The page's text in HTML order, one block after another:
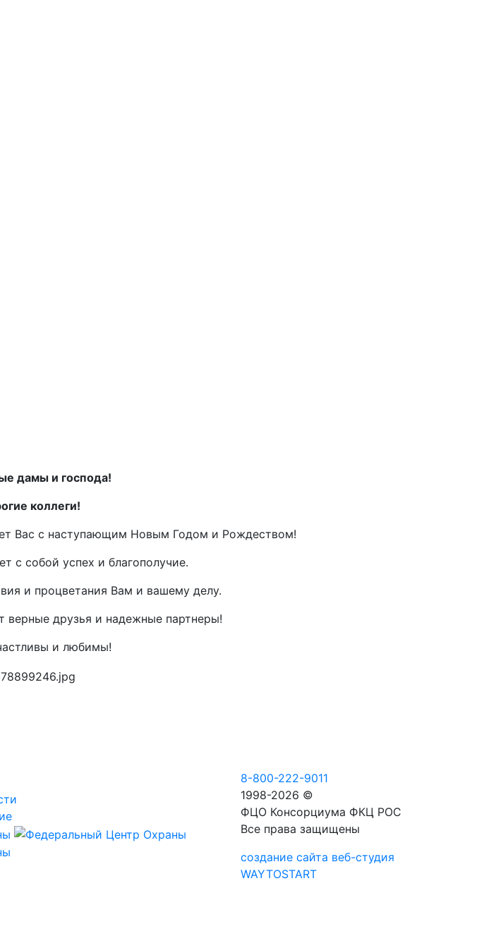
дамы и господа!
коллеги!
Вас с наступающим Новым Годом и Рождеством!
с собой успех и благополучие.
и процветания Вам и вашему делу.
верные друзья и надежные партнеры!
и любимы!
8-800-222-9011
1998-2026 ©
ФЦО Консорциума ФКЦ РОС
Все права защищены
создание сайта веб-студия
WAYTOSTART